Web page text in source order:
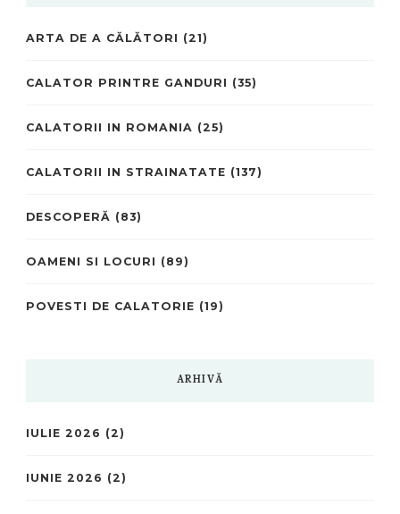
ARTA DE A CĂLĂTORI (21)
CALATOR PRINTRE GANDURI (35)
CALATORII IN ROMANIA (25)
CALATORII IN STRAINATATE (137)
DESCOPERĂ (83)
OAMENI SI LOCURI (89)
POVESTI DE CALATORIE (19)
ARHIVĂ
IULIE 2026 (2)
IUNIE 2026 (2)